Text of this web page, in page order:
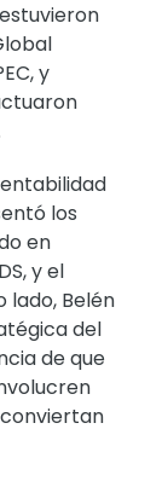
y
los
en
y el
lado, Belén
del
de que
conviertan